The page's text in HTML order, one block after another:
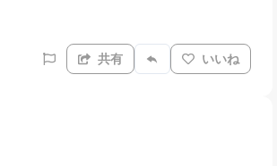
共有 いいね